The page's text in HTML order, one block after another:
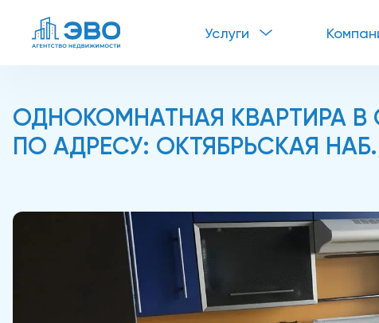
Услуги
ОДНОКОМНАТНАЯ КВАРТИРА В
ПО АДРЕСУ: ОКТЯБРЬСКАЯ НАБ.,